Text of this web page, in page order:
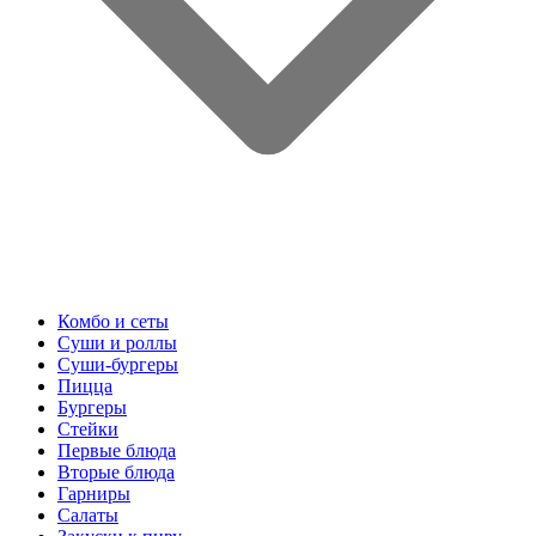
Комбо и сеты
Суши и роллы
Суши-бургеры
Пицца
Бургеры
Стейки
Первые блюда
Вторые блюда
Гарниры
Салаты